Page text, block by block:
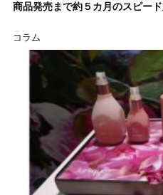
商品発売まで約５カ月のスピー
コラム